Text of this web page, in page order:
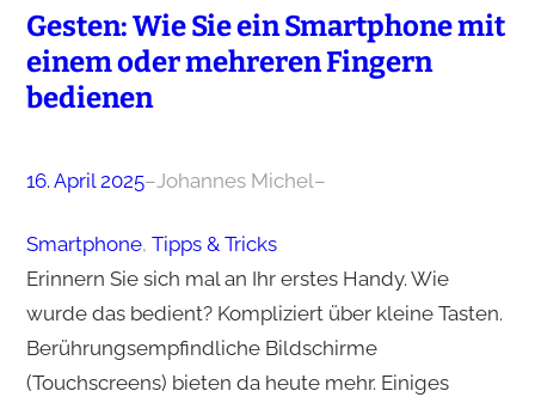
Gesten: Wie Sie ein Smartphone mit
einem oder mehreren Fingern
bedienen
16. April 2025–Johannes Michel–
Smartphone, Tipps & Tricks
Erinnern Sie sich mal an Ihr erstes Handy. Wie
wurde das bedient? Kompliziert über kleine Tasten.
Berührungsempfindliche Bildschirme
(Touchscreens) bieten da heute mehr. Einiges